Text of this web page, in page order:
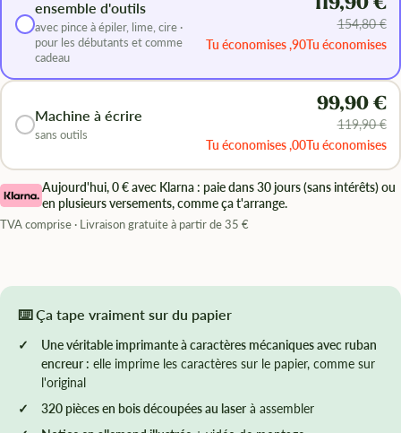
ensemble d'outils
avec pince à épiler, lime, cire ·
pour les débutants et comme
cadeau
154,80 €
Tu économises ,90Tu économises
Machine à écrire
sans outils
99,90 €
119,90 €
Tu économises ,00Tu économises
Aujourd'hui, 0 € avec Klarna : paie dans 30 jours (sans intérêts) ou
en plusieurs versements, comme ça t'arrange.
TVA comprise · Livraison gratuite à partir de 35 €
⌨️ Ça tape vraiment sur du papier
Une véritable imprimante à caractères mécaniques avec ruban
encreur : elle imprime les caractères sur le papier, comme sur
l'original
320 pièces en bois découpées au laser à assembler